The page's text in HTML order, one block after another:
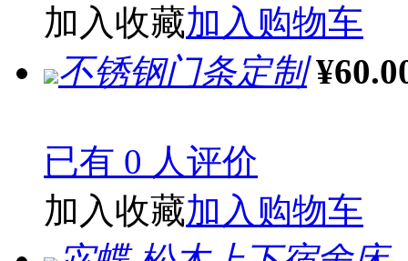
加入收藏加入购物车
不锈钢门条定制
已有 0 人评价
加入收藏加入购物车